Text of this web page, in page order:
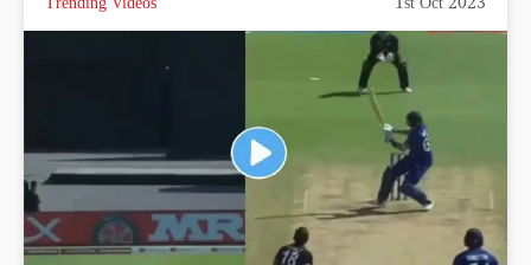
Trending Videos 1st Oct 2023